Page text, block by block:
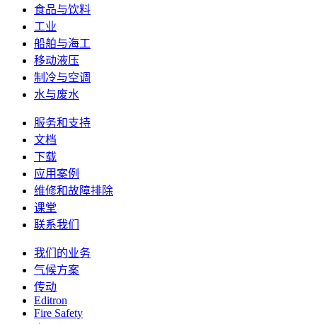
食品与饮料
工业
船舶与海工
移动液压
制冷与空调
水与废水
服务和支持
文档
下载
应用案例
维修和故障排除
课堂
联系我们
我们的业务
气候方案
传动
Editron
Fire Safety